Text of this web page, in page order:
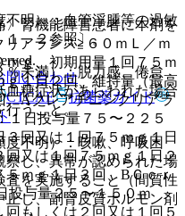
明）：血管浮腫等の過敏
１．２参照〕。
未満）：脱力感、倦怠
糖症状があらわれた場合
行うこと。
不明）：咳嗽、呼吸困
し、異常が認められた場
を実施すること（間質性
し、副腎皮質ホルモン剤
腎機能障害患者に本剤を
アランス≧６０ｍＬ／ｍ
ｇ、初期用量１回７５ｍ
１日２回、維持量（最高
、Aクレアチニンクリアラ
１日投与量７５〜２２５
回又は１回７５ｍｇ１日
又は１回７５ｍｇ１日２
５ｍｇ１日３回、BＣｃｒ
投与量２５〜１５０ｍ
もしくは２回又は１回５
問い合わせ
CTCAE
抗菌薬ガイド